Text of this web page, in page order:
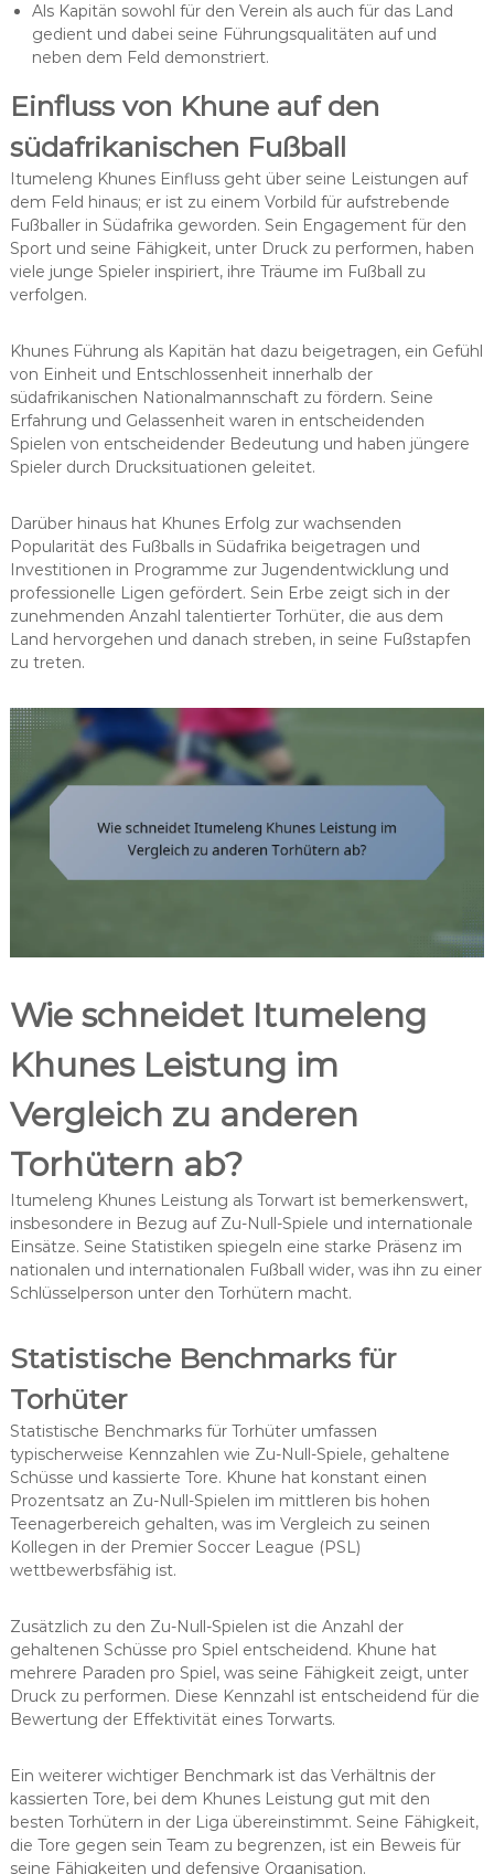
Als Kapitän sowohl für den Verein als auch für das Land
gedient und dabei seine Führungsqualitäten auf und
neben dem Feld demonstriert.
Einfluss von Khune auf den
südafrikanischen Fußball
Itumeleng Khunes Einfluss geht über seine Leistungen auf
dem Feld hinaus; er ist zu einem Vorbild für aufstrebende
Fußballer in Südafrika geworden. Sein Engagement für den
Sport und seine Fähigkeit, unter Druck zu performen, haben
viele junge Spieler inspiriert, ihre Träume im Fußball zu
verfolgen.
Khunes Führung als Kapitän hat dazu beigetragen, ein Gefühl
von Einheit und Entschlossenheit innerhalb der
südafrikanischen Nationalmannschaft zu fördern. Seine
Erfahrung und Gelassenheit waren in entscheidenden
Spielen von entscheidender Bedeutung und haben jüngere
Spieler durch Drucksituationen geleitet.
Darüber hinaus hat Khunes Erfolg zur wachsenden
Popularität des Fußballs in Südafrika beigetragen und
Investitionen in Programme zur Jugendentwicklung und
professionelle Ligen gefördert. Sein Erbe zeigt sich in der
zunehmenden Anzahl talentierter Torhüter, die aus dem
Land hervorgehen und danach streben, in seine Fußstapfen
zu treten.
Wie schneidet Itumeleng
Khunes Leistung im
Vergleich zu anderen
Torhütern ab?
Itumeleng Khunes Leistung als Torwart ist bemerkenswert,
insbesondere in Bezug auf Zu-Null-Spiele und internationale
Einsätze. Seine Statistiken spiegeln eine starke Präsenz im
nationalen und internationalen Fußball wider, was ihn zu einer
Schlüsselperson unter den Torhütern macht.
Statistische Benchmarks für
Torhüter
Statistische Benchmarks für Torhüter umfassen
typischerweise Kennzahlen wie Zu-Null-Spiele, gehaltene
Schüsse und kassierte Tore. Khune hat konstant einen
Prozentsatz an Zu-Null-Spielen im mittleren bis hohen
Teenagerbereich gehalten, was im Vergleich zu seinen
Kollegen in der Premier Soccer League (PSL)
wettbewerbsfähig ist.
Zusätzlich zu den Zu-Null-Spielen ist die Anzahl der
gehaltenen Schüsse pro Spiel entscheidend. Khune hat
mehrere Paraden pro Spiel, was seine Fähigkeit zeigt, unter
Druck zu performen. Diese Kennzahl ist entscheidend für die
Bewertung der Effektivität eines Torwarts.
Ein weiterer wichtiger Benchmark ist das Verhältnis der
kassierten Tore, bei dem Khunes Leistung gut mit den
besten Torhütern in der Liga übereinstimmt. Seine Fähigkeit,
die Tore gegen sein Team zu begrenzen, ist ein Beweis für
seine Fähigkeiten und defensive Organisation.